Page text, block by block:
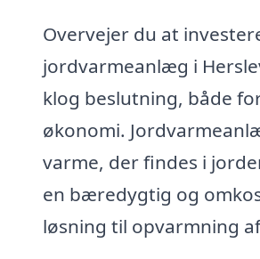
Overvejer du at
jordvarmeanlæg i
klog beslutning, både
økonomi.
varme, der findes i
en bæredygtig og
løsning til opvarmning